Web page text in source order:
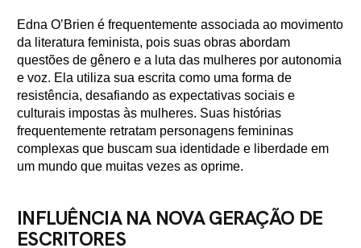
Edna O’Brien é frequentemente associada ao movimento
da literatura feminista, pois suas obras abordam
questões de gênero e a luta das mulheres por autonomia
e voz. Ela utiliza sua escrita como uma forma de
resistência, desafiando as expectativas sociais e
culturais impostas às mulheres. Suas histórias
frequentemente retratam personagens femininas
complexas que buscam sua identidade e liberdade em
um mundo que muitas vezes as oprime.
INFLUÊNCIA NA NOVA GERAÇÃO DE
ESCRITORES